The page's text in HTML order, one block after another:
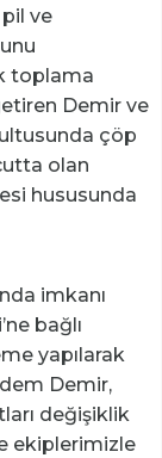
pil ve
toplama
Demir ve
çöp
olan
hususunda
imkanı
bağlı
yapılarak
Demir,
değişiklik
ekiplerimizle